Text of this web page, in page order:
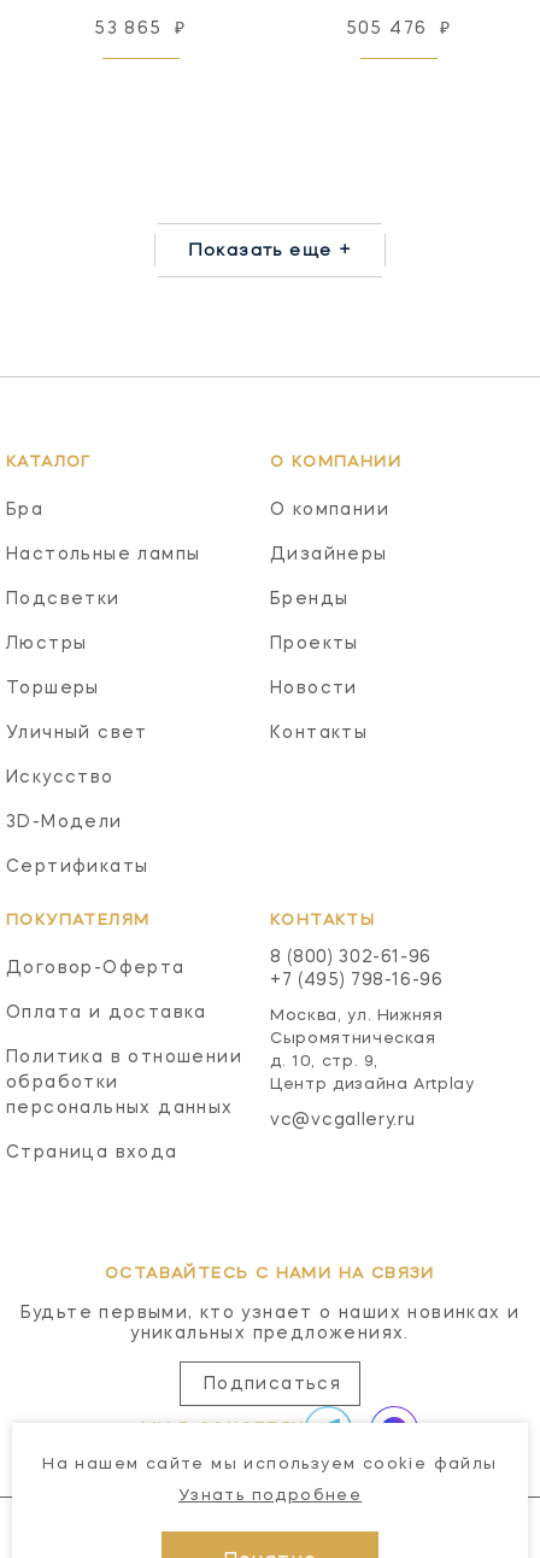
53 865 ₽ 505 476 ₽
Показать еще +
КАТАЛОГ
Бра
Настольные лампы
Подсветки
Люстры
Торшеры
Уличный свет
Искусство
3D-Модели
Сертификаты
О КОМПАНИИ
О компании
Дизайнеры
Бренды
Проекты
Новости
Контакты
ПОКУПАТЕЛЯМ
Договор-Оферта
Оплата и доставка
Политика в отношении
обработки
персональных данных
Страница входа
КОНТАКТЫ
8 (800) 302-61-96
+7 (495) 798-16-96
Москва, ул. Нижняя
Сыромятническая
д. 10, стр. 9,
Центр дизайна Artplay
vc@vcgallery.ru
ОСТАВАЙТЕСЬ С НАМИ НА СВЯЗИ
Будьте первыми, кто узнает о наших новинках и
уникальных предложениях.
Подписаться
На нашем сайте мы используем cookie файлы
Узнать подробнее